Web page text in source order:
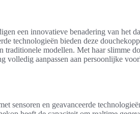
een innovatieve benadering van het
technologieën bieden deze
traditionele modellen. Met haar slimme
volledig aanpassen aan persoonlijke
sensoren en geavanceerde